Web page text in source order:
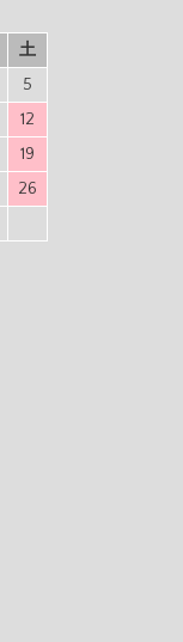
土
5
12
19
26